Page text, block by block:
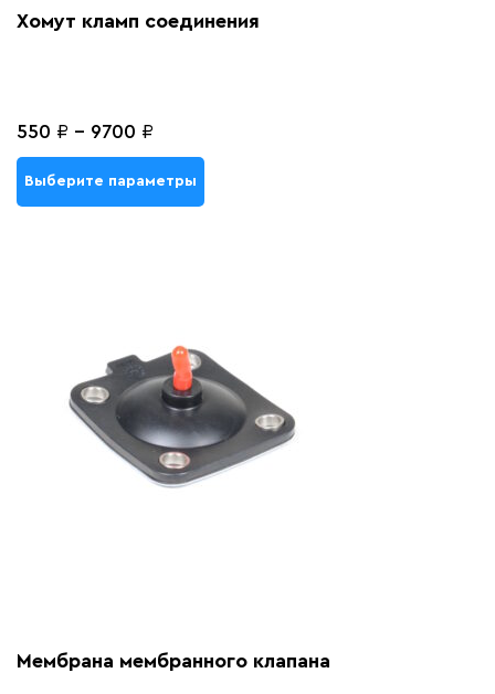
Хомут кламп соединения
550 ₽ - 9700 ₽
Выберите параметры
Мембрана мембранного клапана